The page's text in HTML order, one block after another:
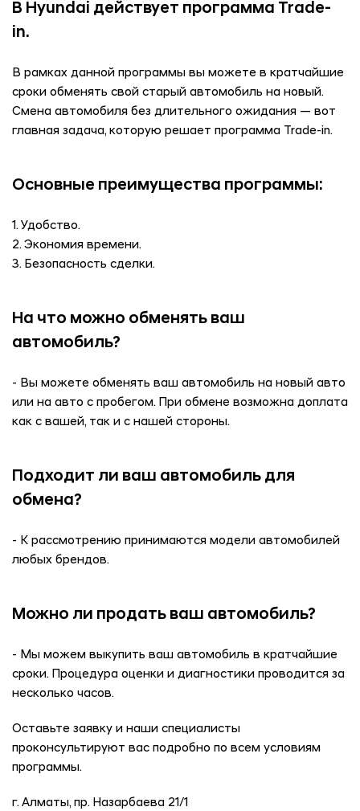
В Hyundai действует программа Trade-
in.
В рамках данной программы вы можете в кратчайшие
сроки обменять свой старый автомобиль на новый.
Смена автомобиля без длительного ожидания — вот
главная задача, которую решает программа Trade-in.
Основные преимущества программы:
1. Удобство.
2. Экономия времени.
3. Безопасность сделки.
На что можно обменять ваш
автомобиль?
- Вы можете обменять ваш автомобиль на новый авто
или на авто с пробегом. При обмене возможна доплата
как с вашей, так и с нашей стороны.
Подходит ли ваш автомобиль для
обмена?
- К рассмотрению принимаются модели автомобилей
любых брендов.
Можно ли продать ваш автомобиль?
- Мы можем выкупить ваш автомобиль в кратчайшие
сроки. Процедура оценки и диагностики проводится за
несколько часов.
Оставьте заявку и наши специалисты
проконсультируют вас подробно по всем условиям
программы.
г. Алматы, пр. Назарбаева 21/1